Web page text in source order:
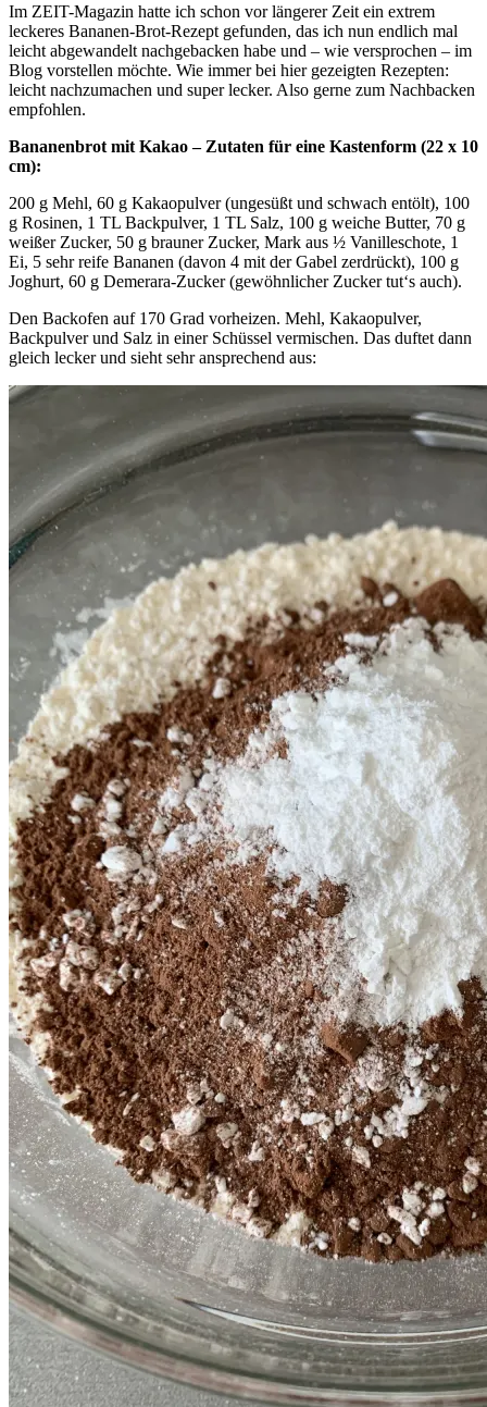
Im ZEIT-Magazin hatte ich schon vor längerer Zeit ein extrem
leckeres Bananen-Brot-Rezept gefunden, das ich nun endlich mal
leicht abgewandelt nachgebacken habe und – wie versprochen – im
Blog vorstellen möchte. Wie immer bei hier gezeigten Rezepten:
leicht nachzumachen und super lecker. Also gerne zum Nachbacken
empfohlen.
Bananenbrot mit Kakao – Zutaten für eine Kastenform (22 x 10
cm):
200 g Mehl, 60 g Kakaopulver (ungesüßt und schwach entölt), 100
g Rosinen, 1 TL Backpulver, 1 TL Salz, 100 g weiche Butter, 70 g
weißer Zucker, 50 g brauner Zucker, Mark aus ½ Vanilleschote, 1
Ei, 5 sehr reife Bananen (davon 4 mit der Gabel zerdrückt), 100 g
Joghurt, 60 g Demerara-Zucker (gewöhnlicher Zucker tut‘s auch).
Den Backofen auf 170 Grad vorheizen. Mehl, Kakaopulver,
Backpulver und Salz in einer Schüssel vermischen. Das duftet dann
gleich lecker und sieht sehr ansprechend aus: